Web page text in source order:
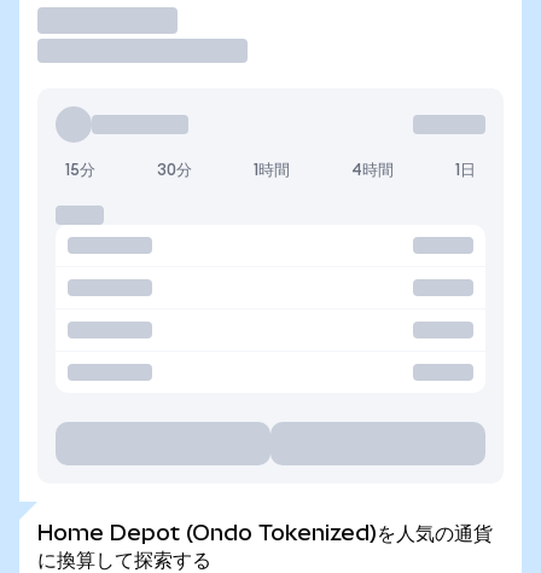
15分 30分 1時間 4時間 1日
Home Depot (Ondo Tokenized)を人気の通貨
に換算して探索する